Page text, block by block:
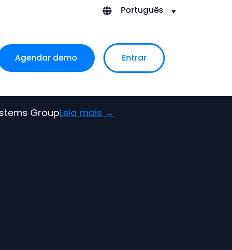
Português
for Conteúdos
Agendar demo Entrar
GroupLeia mais →